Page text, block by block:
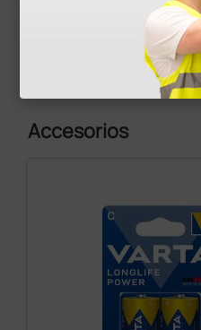
Manual de
Declaración de
Accesorios